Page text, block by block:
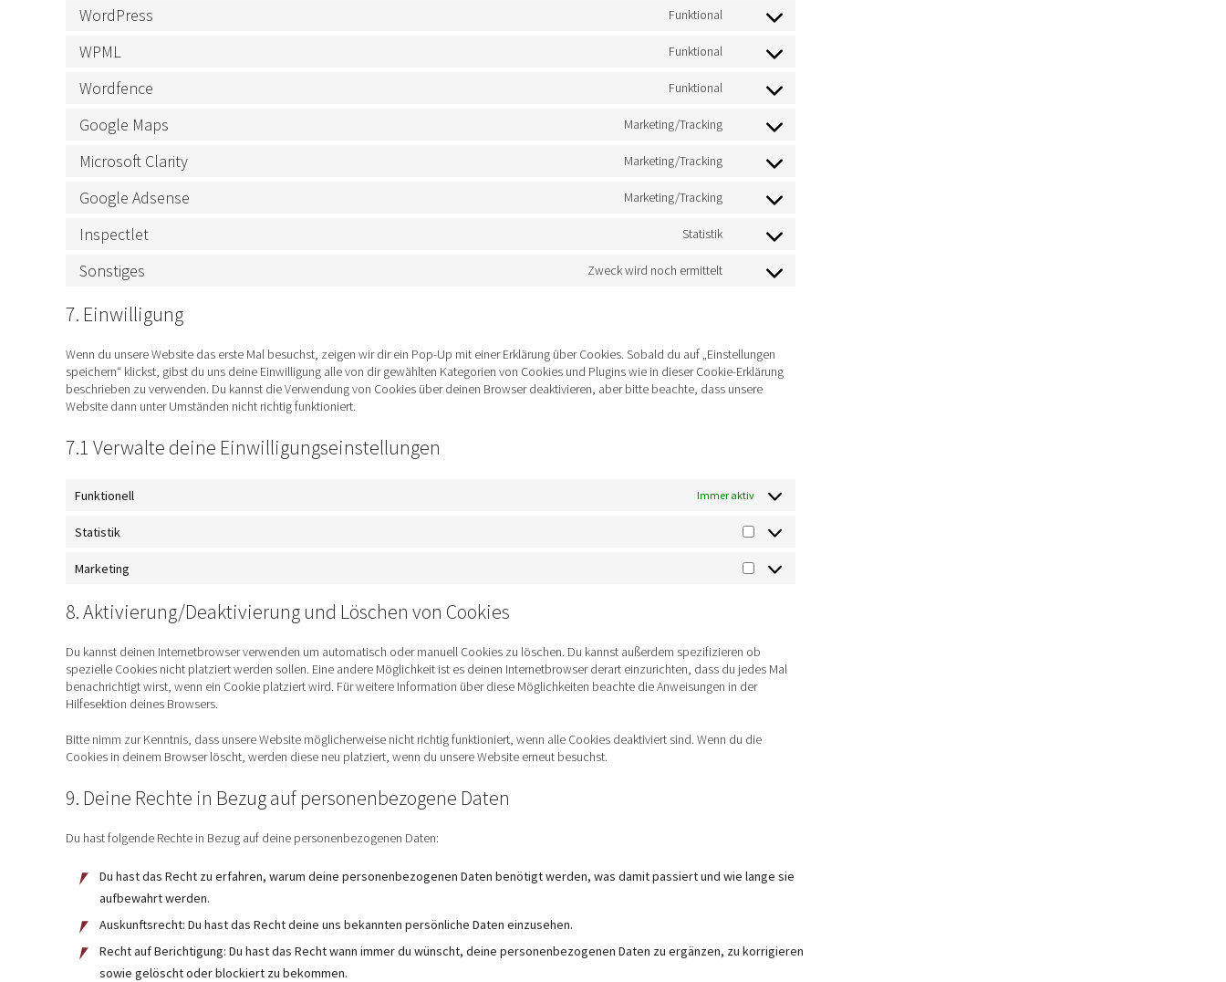
service
WordPress Funktional
Consent
service
WPML Funktional
Consent
service
Wordfence Funktional
Consent
service
Google Maps Marketing/Tracking
Consent
service
Microsoft Clarity Marketing/Tracking
Consent
service
Google Adsense Marketing/Tracking
Consent
service
Inspectlet Statistik
Consent
service
Sonstiges Zweck wird noch ermittelt
Consent
7. Einwilligung
Wenn du unsere Website das erste Mal besuchst, zeigen wir dir ein Pop-Up mit einer Erklärung über Cookies. Sobald du auf „Einstellungen
speichern“ klickst, gibst du uns deine Einwilligung alle von dir gewählten Kategorien von Cookies und Plugins wie in dieser Cookie-Erklärung
beschrieben zu verwenden. Du kannst die Verwendung von Cookies über deinen Browser deaktivieren, aber bitte beachte, dass unsere
Website dann unter Umständen nicht richtig funktioniert.
7.1 Verwalte deine Einwilligungseinstellungen
Funktionell Immer aktiv
Statistik
Statistik
Marketing
Marketing
8. Aktivierung/Deaktivierung und Löschen von Cookies
Du kannst deinen Internetbrowser verwenden um automatisch oder manuell Cookies zu löschen. Du kannst außerdem spezifizieren ob
spezielle Cookies nicht platziert werden sollen. Eine andere Möglichkeit ist es deinen Internetbrowser derart einzurichten, dass du jedes Mal
benachrichtigt wirst, wenn ein Cookie platziert wird. Für weitere Information über diese Möglichkeiten beachte die Anweisungen in der
Hilfesektion deines Browsers.
Bitte nimm zur Kenntnis, dass unsere Website möglicherweise nicht richtig funktioniert, wenn alle Cookies deaktiviert sind. Wenn du die
Cookies in deinem Browser löscht, werden diese neu platziert, wenn du unsere Website erneut besuchst.
9. Deine Rechte in Bezug auf personenbezogene Daten
Du hast folgende Rechte in Bezug auf deine personenbezogenen Daten:
Du hast das Recht zu erfahren, warum deine personenbezogenen Daten benötigt werden, was damit passiert und wie lange sie
aufbewahrt werden.
Auskunftsrecht: Du hast das Recht deine uns bekannten persönliche Daten einzusehen.
Recht auf Berichtigung: Du hast das Recht wann immer du wünscht, deine personenbezogenen Daten zu ergänzen, zu korrigieren
sowie gelöscht oder blockiert zu bekommen.